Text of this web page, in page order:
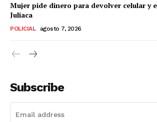
Mujer pide dinero para devolver celular y
Juliaca
POLICIAL agosto 7, 2026
Subscribe